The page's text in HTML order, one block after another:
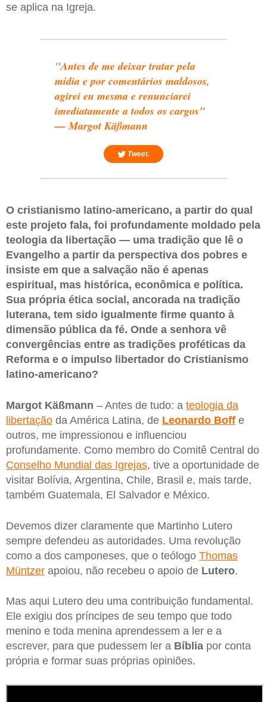
se aplica na Igreja.
"Antes de me deixar tratar pela
mídia e por comentários maldosos,
agirei eu mesma e renunciarei
imediatamente a todos os cargos"
— Margot Käßmann
Tweet.
O cristianismo latino-americano, a partir do qual
este projeto fala, foi profundamente moldado pela
teologia da libertação — uma tradição que lê o
Evangelho a partir da perspectiva dos pobres e
insiste em que a salvação não é apenas
espiritual, mas histórica, econômica e política.
Sua própria ética social, ancorada na tradição
luterana, tem sido igualmente firme quanto à
dimensão pública da fé. Onde a senhora vê
convergências entre as tradições proféticas da
Reforma e o impulso libertador do Cristianismo
latino-americano?
Margot Käßmann – Antes de tudo: a teologia da
libertação da América Latina, de Leonardo Boff e
outros, me impressionou e influenciou
profundamente. Como membro do Comitê Central do
Conselho Mundial das Igrejas, tive a oportunidade de
visitar Bolívia, Argentina, Chile, Brasil e, mais tarde,
também Guatemala, El Salvador e México.
Devemos dizer claramente que Martinho Lutero
sempre defendeu as autoridades. Uma revolução
como a dos camponeses, que o teólogo Thomas
Müntzer apoiou, não recebeu o apoio de Lutero.
Mas aqui Lutero deu uma contribuição fundamental.
Ele exigiu dos príncipes de seu tempo que todo
menino e toda menina aprendessem a ler e a
escrever, para que pudessem ler a Bíblia por conta
própria e formar suas próprias opiniões.